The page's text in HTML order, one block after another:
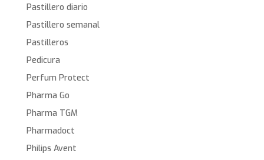
Pastillero diario
Pastillero semanal
Pastilleros
Pedicura
Perfum Protect
Pharma Go
Pharma TGM
Pharmadoct
Philips Avent